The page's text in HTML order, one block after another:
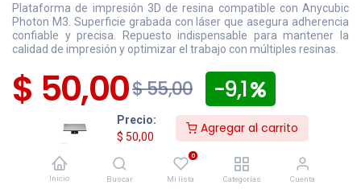
Precio:
$ 50,00
Agregar al carrito
Inicio Buscar
0
Mi lista Categorías Cuenta
Plataforma de impresión 3D de resina compatible con Anycubic
Photon M3. Superficie grabada con láser que asegura adherencia
confiable y precisa. Repuesto indispensable para mantener la
calidad de impresión y optimizar el trabajo con múltiples resinas.
$ 50,00$55,00 - 9,1
Disponible Efectivo/Transferencia
Incluye IVA
Precio exclusivo sitio web
Los pedidosconfirmadosdespués de las 16:30 para